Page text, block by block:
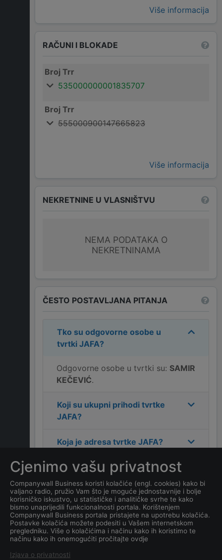
Više informacija
RAČUNI I BLOKADE
Broj Trr
535000000001835707
Broj Trr
555000900147665823
Više informacija
NEKRETNINE U VLASNIŠTVU
NEMA PODATAKA O
NEKRETNINAMA
ČESTO POSTAVLJANA PITANJA
Tko su odgovorne osobe u
tvrtki JAFA?
Odgovorne osobe u tvrtki su: SAMIR
KEČEVIĆ.
Koji su ukupni prihodi tvrtke
JAFA?
Koja je adresa tvrtke JAFA?
Koji je kontakt tvrtkeJAFA?
Koliko ima zaposlenih
kompanijaJAFA?
Koji je datum osnivanja
tvrtkeJAFA?
Cjenimo vašu privatnost
Companywall Business koristi kolačiće (engl. cookies) kako bi
valjano radio, pružio Vam što je moguće jednostavnije i bolje
korisničko iskustvo, u statističke i analitičke svrhe te kako
bismo unaprijedili funkcionalnosti portala. Korištenjem
Companywall Business portala pristajete na upotrebu kolačića.
Postavke kolačića možete podesiti u Vašem internetskom
pregledniku. Više o kolačićima i načinu kako ih koristimo te
načinu kako ih onemogućiti pročitajte ovdje
Izjava o privatnosti